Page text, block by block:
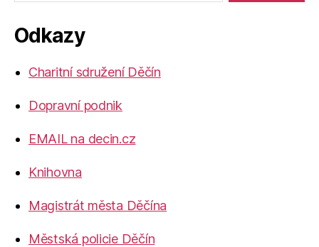
Odkazy
Charitní sdružení Děčín
Dopravní podnik
EMAIL na decin.cz
Knihovna
Magistrát města Děčína
Městská policie Děčín